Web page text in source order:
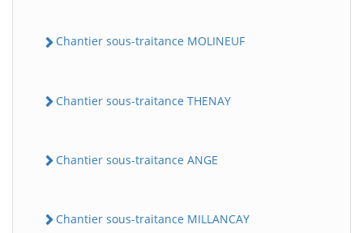
Chantier sous-traitance MOLINEUF
Chantier sous-traitance THENAY
Chantier sous-traitance ANGE
Chantier sous-traitance MILLANCAY